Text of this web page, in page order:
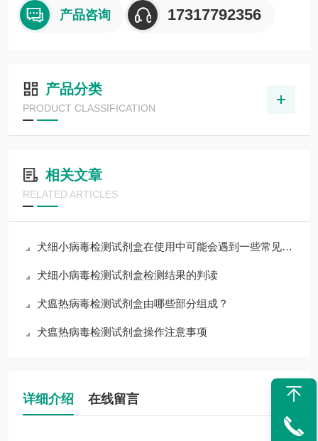
产品咨询 17317792356
产品分类
PRODUCT CLASSIFICATION
相关文章
RELATED ARTICLES
犬细小病毒检测试剂盒在使用中可能会遇到一些常见问题
犬细小病毒检测试剂盒检测结果的判读
犬瘟热病毒检测试剂盒由哪些部分组成？
犬瘟热病毒检测试剂盒操作注意事项
详细介绍 在线留言